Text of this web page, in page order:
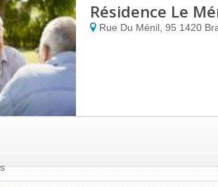
Résidence Le
Rue Du Ménil, 95 1420